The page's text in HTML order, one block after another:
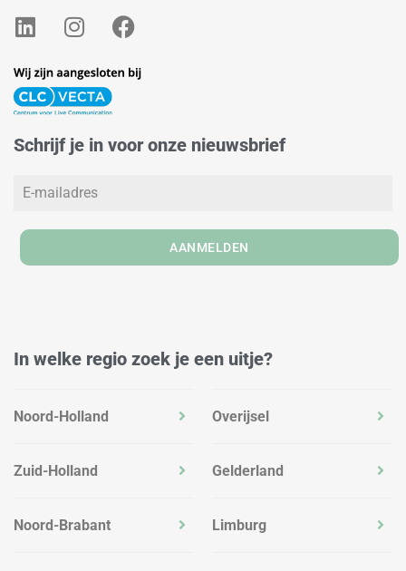
L
i
k
e
i
I
n
t
a
r
m
F
a
e
o
Schrijf je in voor onze nieuwsbrief
AANMELDEN
In welke regio zoek je een uitje?
Noord-Holland
Zuid-Holland
Noord-Brabant
Overijsel
Gelderland
Limburg